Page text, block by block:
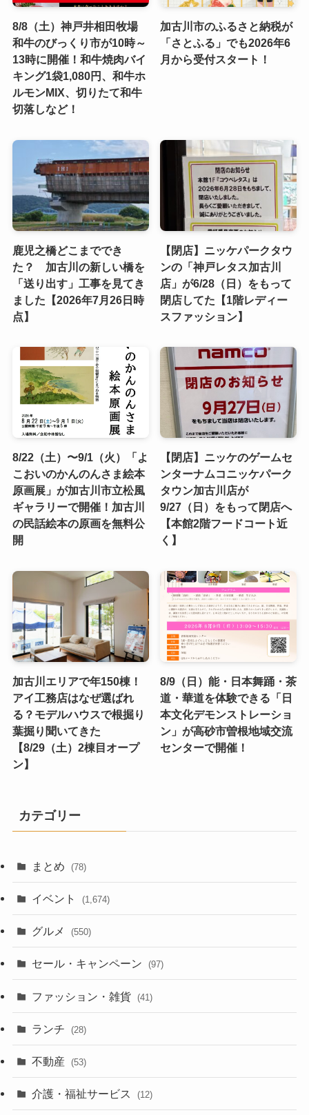
8/8（土）神戸井相田牧場
和牛のびっくり市が10時～
13時に開催！和牛焼肉バイ
キング1袋1,080円、和牛ホ
ルモンMIX、切りたて和牛
切落しなど！
加古川市のふるさと納税が
「さとふる」でも2026年6
月から受付スタート！
鹿児之橋どこまででき
た？ 加古川の新しい橋を
「送り出す」工事を見てき
ました【2026年7月26日時
点】
【閉店】ニッケパークタウ
ンの「神戸レタス加古川
店」が6/28（日）をもって
閉店してた【1階レディー
スファッション】
8/22（土）〜9/1（火）「よ
こおいのかんのんさま絵本
原画展」が加古川市立松風
ギャラリーで開催！加古川
の民話絵本の原画を無料公
開
【閉店】ニッケのゲームセ
ンターナムコニッケパーク
タウン加古川店が
9/27（日）をもって閉店へ
【本館2階フードコート近
く】
加古川エリアで年150棟！
アイ工務店はなぜ選ばれ
る？モデルハウスで根掘り
葉掘り聞いてきた
【8/29（土）2棟目オープ
ン】
8/9（日）能・日本舞踊・茶
道・華道を体験できる「日
本文化デモンストレーショ
ン」が高砂市曽根地域交流
センターで開催！
カテゴリー
まとめ (78)
イベント (1,674)
グルメ (550)
セール・キャンペーン (97)
ファッション・雑貨 (41)
ランチ (28)
不動産 (53)
介護・福祉サービス (12)